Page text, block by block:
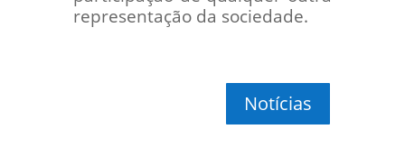
representação da sociedade.
Notícias